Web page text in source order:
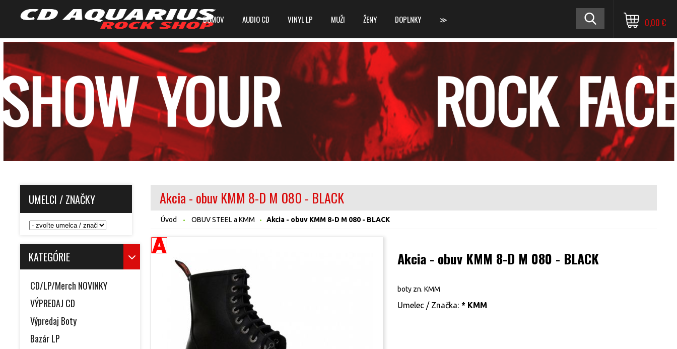
DOMOV AUDIO CD VINYL LP MUŽI ŽENY DOPLNKY ≫ 0,00 €
UMELCI / ZNAČKY
KATEGÓRIE
CD/LP/Merch NOVINKY
VÝPREDAJ CD
Výpredaj Boty
Bazár LP
Akcia - obuv KMM 8-D M 080 - BLACK
Úvod OBUV STEEL a KMM Akcia - obuv KMM 8-D M 080 - BLACK
Akcia - obuv KMM 8-D M 080 - BLACK
boty zn. KMM
Umelec / Značka: * KMM